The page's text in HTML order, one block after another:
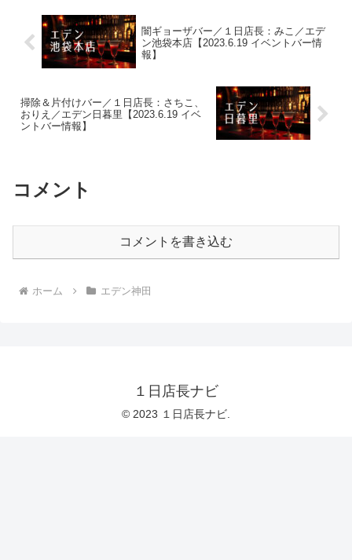
闇ギョーザバー／１日店長：みこ／エデ
ン池袋本店【2023.6.19 イベントバー情
報】
掃除＆片付けバー／１日店長：さちこ、
おりえ／エデン日暮里【2023.6.19 イベ
ントバー情報】
コメント
コメントを書き込む
ホーム エデン神田
１日店長ナビ
© 2023 １日店長ナビ.